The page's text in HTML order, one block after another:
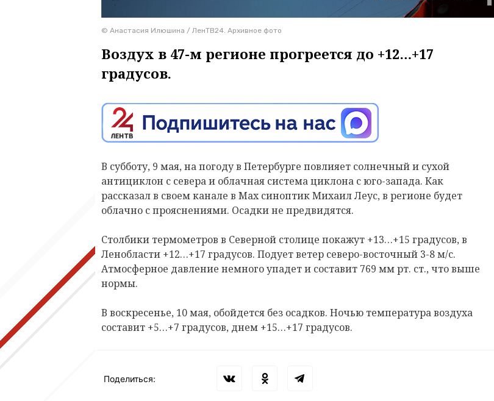
© Анастасия Илюшина / ЛенТВ24. Архивное фото
Воздух в 47-м регионе прогреется до +12…+17
градусов.
В субботу, 9 мая, на погоду в Петербурге повлияет солнечный и сухой
антициклон с севера и облачная система циклона с юго-запада. Как
рассказал в своем канале в Max синоптик Михаил Леус, в регионе будет
облачно с прояснениями. Осадки не предвидятся.
Столбики термометров в Северной столице покажут +13…+15 градусов, в
Ленобласти +12…+17 градусов. Подует ветер северо-восточный 3-8 м/с.
Атмосферное давление немного упадет и составит 769 мм рт. ст., что выше
нормы.
В воскресенье, 10 мая, обойдется без осадков. Ночью температура воздуха
составит +5…+7 градусов, днем +15…+17 градусов.
Поделиться: